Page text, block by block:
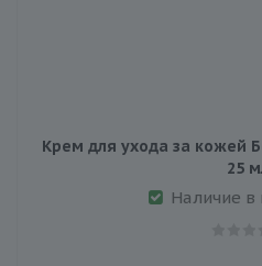
Крем для ухода за кожей
25
Наличие в